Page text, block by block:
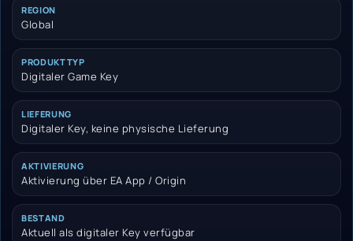
REGION
Global
PRODUKTTYP
Digitaler Game Key
LIEFERUNG
Digitaler Key, keine physische Lieferung
AKTIVIERUNG
Aktivierung über EA App / Origin
BESTAND
Aktuell als digitaler Key verfügbar